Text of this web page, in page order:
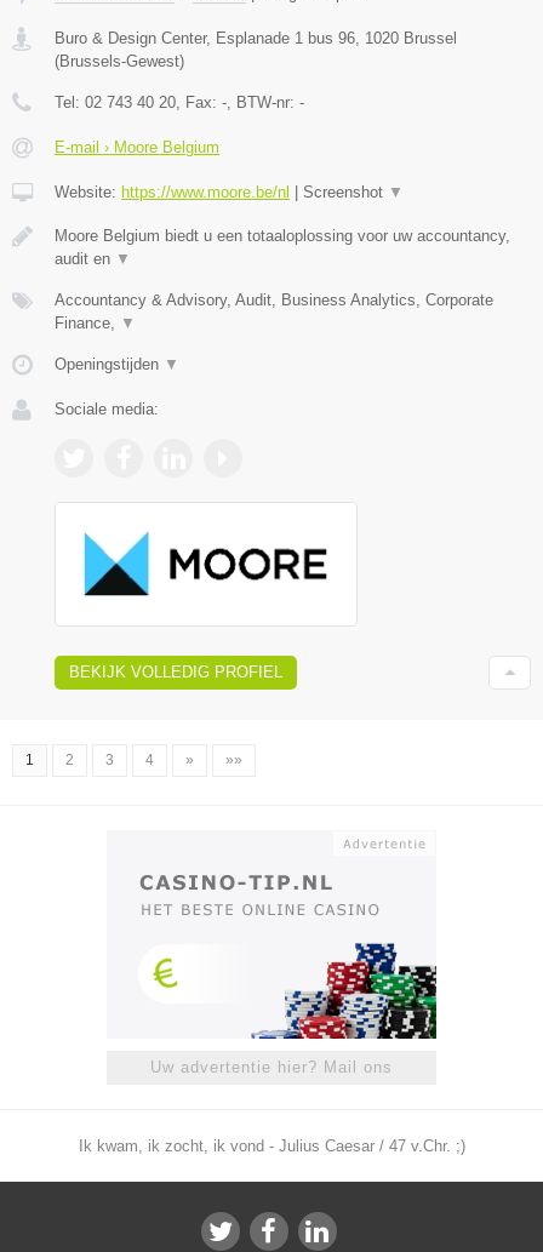
Buro & Design Center, Esplanade 1 bus 96 1020 Brussel
(Brussels-Gewest)
Tel: 02 743 40 20 , Fax: - , BTW-nr: -
E-mail › Moore Belgium
Website: https://www.moore.be/nl | Screenshot ▼
Moore Belgium biedt u een totaaloplossing voor uw accountancy,
audit en ▼
Accountancy & Advisory, Audit, Business Analytics, Corporate
Finance,
▼
Openingstijden ▼
Sociale media:
BEKIJK VOLLEDIG PROFIEL
1 2 3 4 » »»
Uw advertentie hier? Mail ons
Ik kwam, ik zocht, ik vond - Julius Caesar / 47 v.Chr. ;)